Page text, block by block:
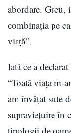
abordare. Greu,
combinația pe
viață”.
Iată ce a
“Toată viața m-
am învățat sute
supraviețuire în
tipologii de